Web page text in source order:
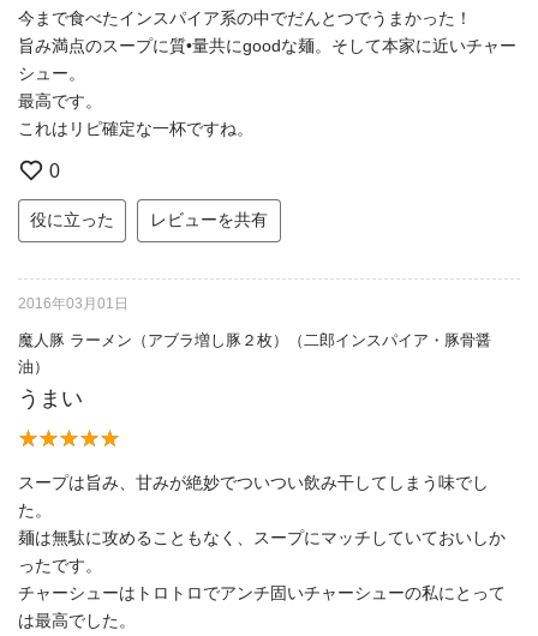
今まで食べたインスパイア系の中でだんとつでうまかった！
旨み満点のスープに質•量共にgoodな麺。そして本家に近いチャー
シュー。
最高です。
これはリピ確定な一杯ですね。
0
役に立った レビューを共有
2016年03月01日
魔人豚 ラーメン（アブラ増し豚２枚）（二郎インスパイア・豚骨醤
油）
うまい
スープは旨み、甘みが絶妙でついつい飲み干してしまう味でし
た。
麺は無駄に攻めることもなく、スープにマッチしていておいしか
ったです。
チャーシューはトロトロでアンチ固いチャーシューの私にとって
は最高でした。